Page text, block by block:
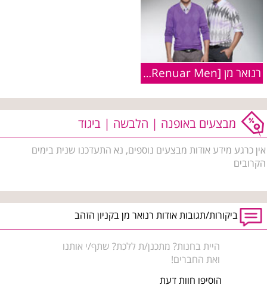
רנואר מן [Renuar Men] :: קולקציית חורף 2009/2010
מבצעים באופנה | הלבשה | ביגוד
אין כרגע מידע אודות מבצעים נוספים, נא התעדכנו שנית בימים
הקרובים
ביקורות/תגובות אודות רנואר מן בקניון הזהב
היית בחנות? מתכנן/ת ללכת? שתף/י אותנו
ואת החברים!
הוסיפו חוות דעת